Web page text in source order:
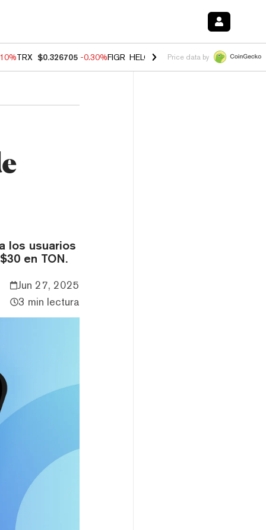
TRX $0.326705 -0.30%FIGR_HELOC $1.02 -0.80% HYPE $55.86
Price data by
los usuarios
en TON.
Jun 27, 2025
3 min lectura